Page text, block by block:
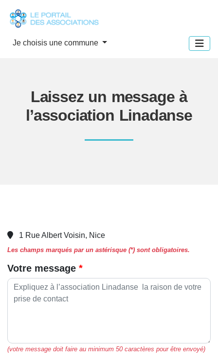
Je choisis une commune
Laissez un message à
l’association Linadanse
1 Rue Albert Voisin, Nice
Les champs marqués par un astérisque (*) sont obligatoires.
Votre message
(votre message doit faire au minimum 50 caractères pour être envoyé)